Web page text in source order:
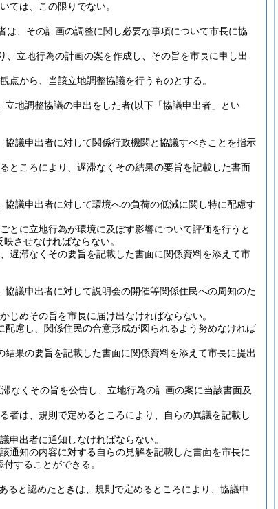
ては、この限りでない。
は、その計画の調整に関し必要な事項について市長に協
、立地行為の計画の案を作成し、その旨を市長に申し出
から、当該立地調整協議を行うものとする。
立地調整協議の申出をした者(以下「協議申出者」とい
議申出者に対して関係行政機関と協議すべきことを指示
ところにより、遅滞なくその結果の要旨を記載した書面
議申出者に対して環境への負荷の低減に関し特に配慮す
とに立地行為が環境に及ぼす影響について評価を行うと
させなければならない。
遅滞なくその要旨を記載した書面に関係資料を添えて市
議申出者に対して説明会の開催等関係住民への周知のた
めその旨を市長に届け出なければならない。
慮し、関係住民の合意形成が図られるよう努めなければ
果の要旨を記載した書面に関係資料を添えて市長に提出
なくその旨を公告し、立地行為の計画の案に当該書面及
者は、規則で定めるところにより、自らの異議を記載し
申出者に通知しなければならない。
通知の内容に対する自らの見解を記載した書面を市長に
することができる。
ると認めたときは、規則で定めるところにより、協議申